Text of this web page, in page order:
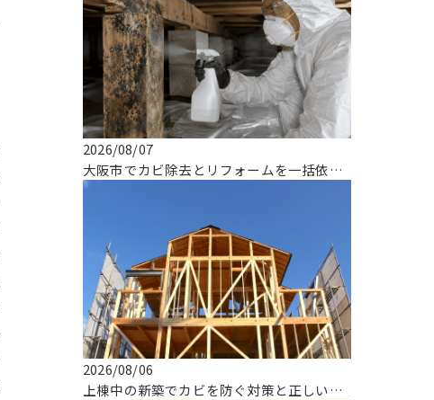
2026/08/07
大阪市でカビ除去とリフォームを一括依頼できる専門業者の選び方
2026/08/06
上棟中の新築でカビを防ぐ対策と正しい対応とは！